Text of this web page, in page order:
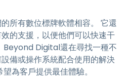
所有數位標牌軟體相容。 它還
的支援，以便他們可以快速干
Beyond Digital還在尋找一種不
備或操作系統配合使用的解決
為客戶提供最佳體驗。